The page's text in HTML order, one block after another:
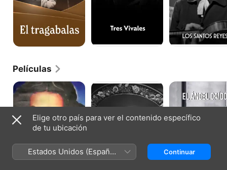
Películas
María
Eugenia
El
Sexo
Fuerte
El
ángel
caído
Elige otro país para ver el contenido específico
de tu ubicación
Estados Unidos (Español
México)
Continuar